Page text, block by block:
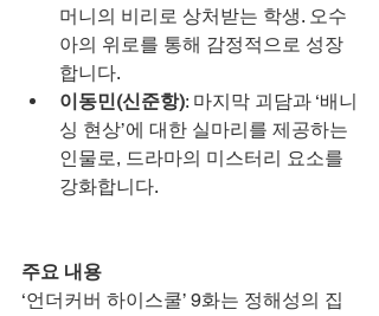
머니의 비리로 상처받는 학생. 오수
아의 위로를 통해 감정적으로 성장
합니다.
이동민(신준항): 마지막 괴담과 ‘배니
싱 현상’에 대한 실마리를 제공하는
인물로, 드라마의 미스터리 요소를
강화합니다.
주요 내용
‘언더커버 하이스쿨’ 9화는 정해성의 집